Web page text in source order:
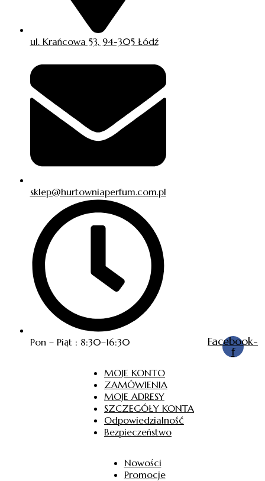
ul. Krańcowa 53, 94-305 Łódź
sklep@hurtowniaperfum.com.pl
Pon – Piąt : 8:30–16:30 Facebook-
f
MOJE KONTO
ZAMÓWIENIA
MOJE ADRESY
SZCZEGÓŁY KONTA
Odpowiedzialność
Bezpieczeństwo
Nowości
Promocje